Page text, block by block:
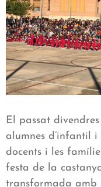
El passat
alumnes d’infantil
docents i les
festa de la
transformada amb